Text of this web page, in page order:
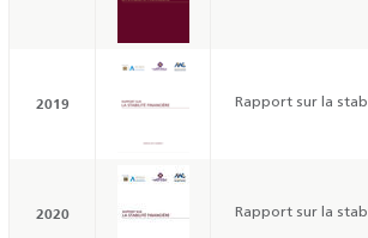
2019 Rapport sur la
2020 Rapport sur la